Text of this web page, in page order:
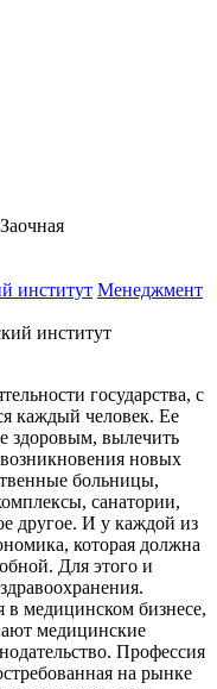
Заочная
институт Менеджмент
государства, с
каждый человек. Ее
здоровым, вылечить
новых
больницы,
санатории,
другое. И у каждой из
которая должна
Для этого и
медицинском бизнесе,
медицинские
Профессия
на рынке